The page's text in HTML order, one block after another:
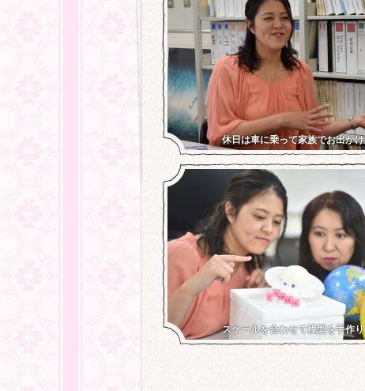
休日は車に乗って家族でお出かけ
スケールを合わせて模型を手作り